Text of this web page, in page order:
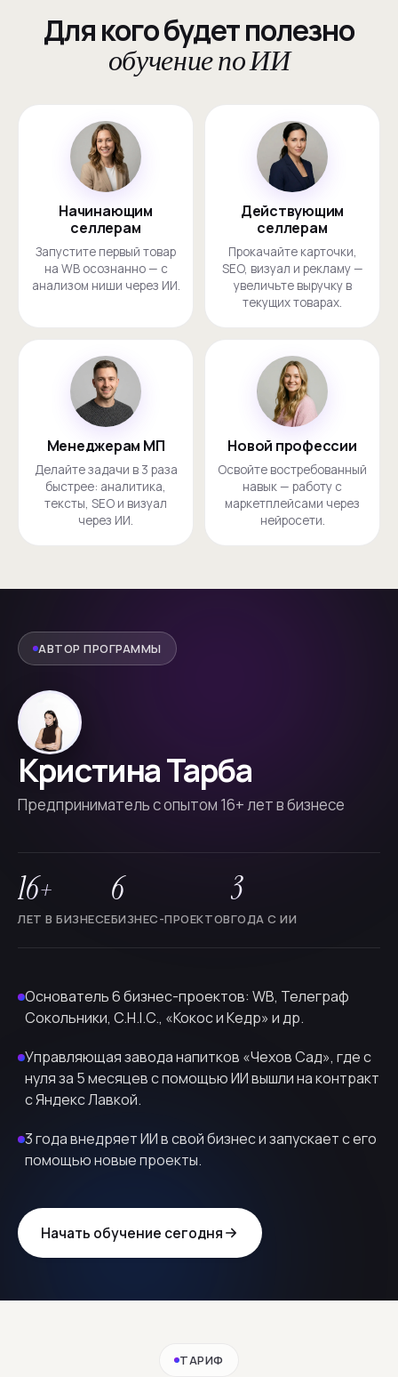
Для кого будет полезно
обучение по ИИ
Начинающим
селлерам
Запустите первый товар
на WB осознанно — с
анализом ниши через ИИ.
Действующим
селлерам
Прокачайте карточки,
SEO, визуал и рекламу —
увеличьте выручку в
текущих товарах.
Менеджерам МП
Делайте задачи в 3 раза
быстрее: аналитика,
тексты, SEO и визуал
через ИИ.
Новой профессии
Освойте востребованный
навык — работу с
маркетплейсами через
нейросети.
АВТОР ПРОГРАММЫ
Кристина Тарба
Предприниматель с опытом 16+ лет в бизнесе
16+
ЛЕТ В БИЗНЕСЕ
6
БИЗНЕС-ПРОЕКТОВ
3
ГОДА С ИИ
Основатель 6 бизнес-проектов: WB, Телеграф
Сокольники, C.H.I.C., «Кокос и Кедр» и др.
Управляющая завода напитков «Чехов Сад», где с
нуля за 5 месяцев с помощью ИИ вышли на контракт
с Яндекс Лавкой.
3 года внедряет ИИ в свой бизнес и запускает с его
помощью новые проекты.
Начать обучение сегодня
ТАРИФ